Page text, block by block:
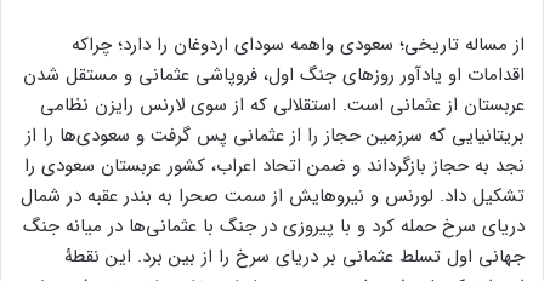
از مساله تاریخی؛ سعودی واهمه سودای اردوغان را دارد؛ چراکه
اقدامات او یادآور روزهای جنگ اول، فروپاشی عثمانی و مستقل شدن
عربستان از عثمانی است. استقلالی که از سوی لارنس رایزن نظامی
بریتانیایی که سرزمین حجاز را از عثمانی پس گرفت و سعودی‌ها را از
نجد به حجاز بازگرداند و ضمن اتحاد اعراب، کشور عربستان سعودی را
تشکیل داد. لورنس و نیروهایش از سمت صحرا به بندر عقبه در شمال
دریای سرخ حمله کرد و با پیروزی در جنگ با عثمانی‌ها در میانه جنگ
جهانی اول تسلط عثمانی بر دریای سرخ را از بین برد. این نقطۀ